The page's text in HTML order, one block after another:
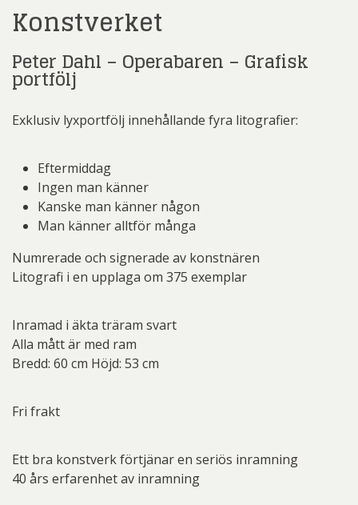
Konstverket
Peter Dahl – Operabaren – Grafisk
portfölj
Exklusiv lyxportfölj innehållande fyra litografier:
Eftermiddag
Ingen man känner
Kanske man känner någon
Man känner alltför många
Numrerade och signerade av konstnären
Litografi i en upplaga om 375 exemplar
Inramad i äkta träram svart
Alla mått är med ram
Bredd: 60 cm Höjd: 53 cm
Fri frakt
Ett bra konstverk förtjänar en seriös inramning
40 års erfarenhet av inramning